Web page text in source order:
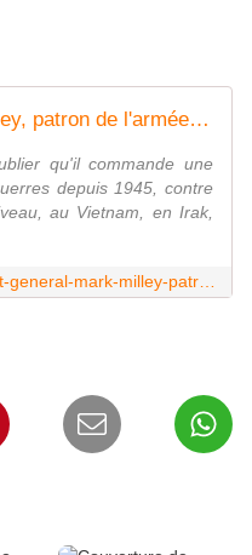
L'arrogant général Mark Milley, patron de l'armée US, devrait la jouer plus modeste
qu'il commande une
depuis 1945, contre
au Vietnam, en Irak,